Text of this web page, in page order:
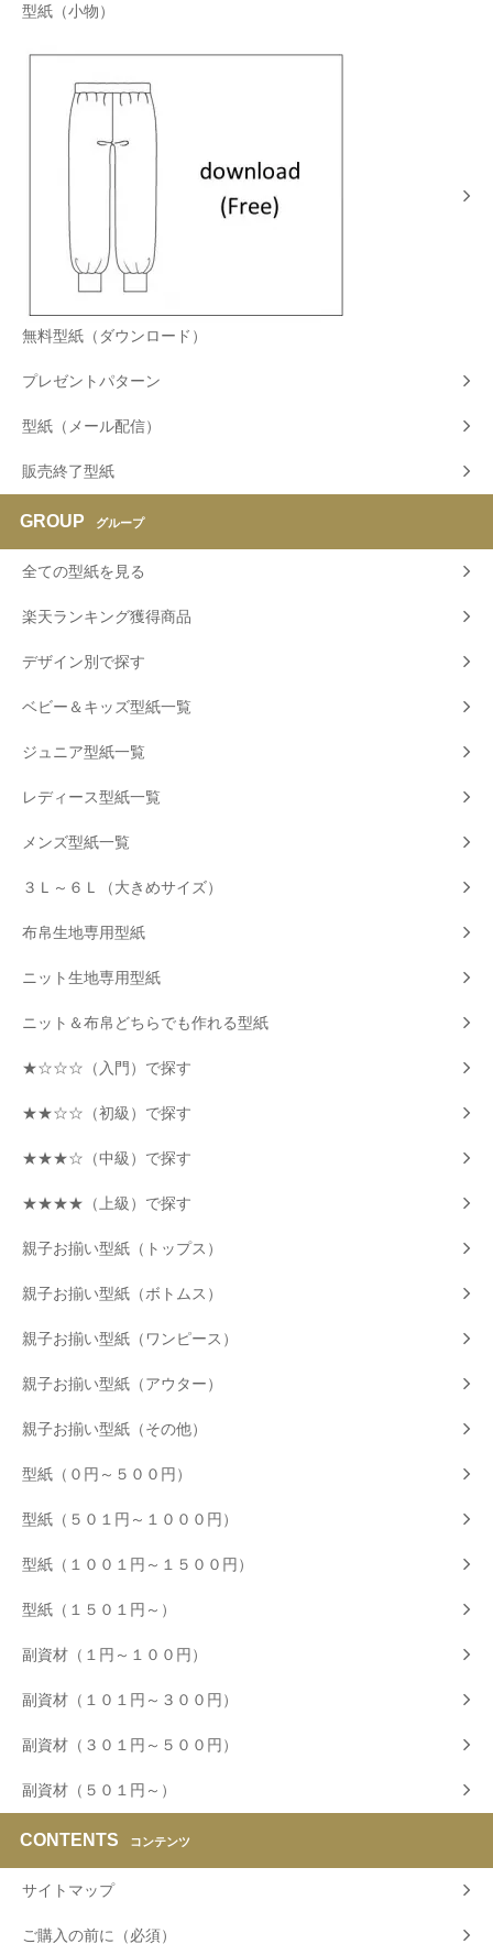
型紙（小物）
無料型紙（ダウンロード）
プレゼントパターン
型紙（メール配信）
販売終了型紙
GROUP グループ
全ての型紙を見る
楽天ランキング獲得商品
デザイン別で探す
ベビー＆キッズ型紙一覧
ジュニア型紙一覧
レディース型紙一覧
メンズ型紙一覧
３Ｌ～６Ｌ（大きめサイズ）
布帛生地専用型紙
ニット生地専用型紙
ニット＆布帛どちらでも作れる型紙
★☆☆☆（入門）で探す
★★☆☆（初級）で探す
★★★☆（中級）で探す
★★★★（上級）で探す
親子お揃い型紙（トップス）
親子お揃い型紙（ボトムス）
親子お揃い型紙（ワンピース）
親子お揃い型紙（アウター）
親子お揃い型紙（その他）
型紙（０円～５００円）
型紙（５０１円～１０００円）
型紙（１００１円～１５００円）
型紙（１５０１円～）
副資材（１円～１００円）
副資材（１０１円～３００円）
副資材（３０１円～５００円）
副資材（５０１円～）
CONTENTS コンテンツ
サイトマップ
ご購入の前に（必須）